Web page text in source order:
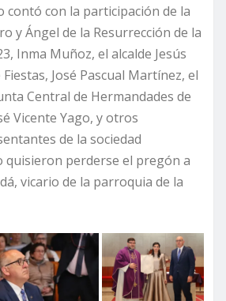
contó con la participación de la
y Ángel de la Resurrección de la
Inma Muñoz, el alcalde Jesús
José Pascual Martínez, el
Central de Hermandades de
Vicente Yago, y otros
de la sociedad
perderse el pregón a
vicario de la parroquia de la